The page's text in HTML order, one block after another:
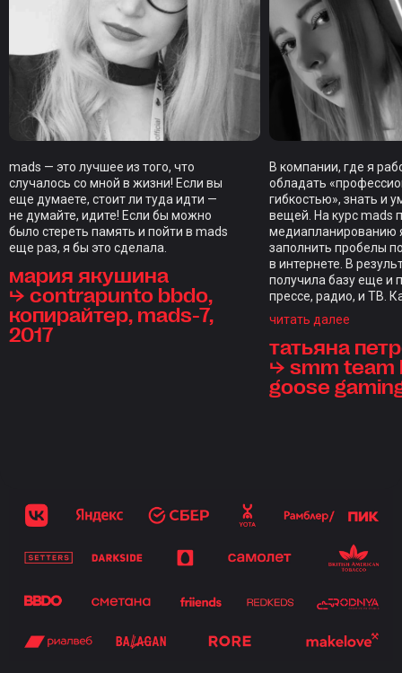
mads — это лучшее из того, что
случалось со мной в жизни! Если вы
еще думаете, стоит ли туда идти —
не думайте, идите! Если бы можно
было стереть память и пойти в mads
еще раз, я бы это сделала.
мария якушина
⮡ contrapunto bbdo,
копирайтер, mads-7,
2017
В компании, где я
обладать
гибкостью», знать и
вещей. На курс mads
медиапланированию
заполнить пробелы
в интернете. В
получила базу еще и
прессе, радио, и ТВ.
индивидуальным
каждого студента,
редкость.
стал итоговый
проверкой на
инвестиции — это
читать далее
татьяна
⮡ smm team
goose